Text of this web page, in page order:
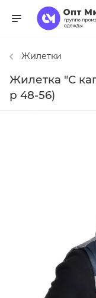
Жилетки
Жилетка "С
р 48-56)